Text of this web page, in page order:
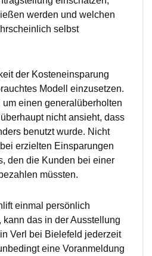
werden und welchen
selbst
der Kosteneinsparung
Modell einzusetzen.
einen generalüberholten
nicht ansieht, dass
benutzt wurde. Nicht
erzielten Einsparungen
den die Kunden bei einer
müssten.
einmal persönlich
das in der Ausstellung
Verl bei Bielefeld jederzeit
eine Voranmeldung